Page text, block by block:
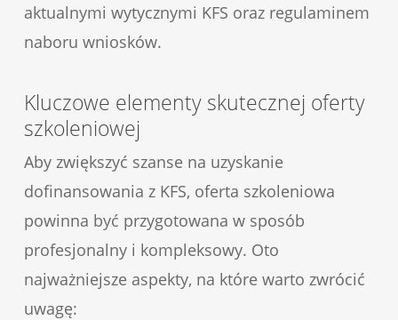
aktualnymi wytycznymi KFS oraz regulaminem
naboru wniosków.
Kluczowe elementy skutecznej oferty
szkoleniowej
Aby zwiększyć szanse na uzyskanie
dofinansowania z KFS, oferta szkoleniowa
powinna być przygotowana w sposób
profesjonalny i kompleksowy. Oto
najważniejsze aspekty, na które warto zwrócić
uwagę: